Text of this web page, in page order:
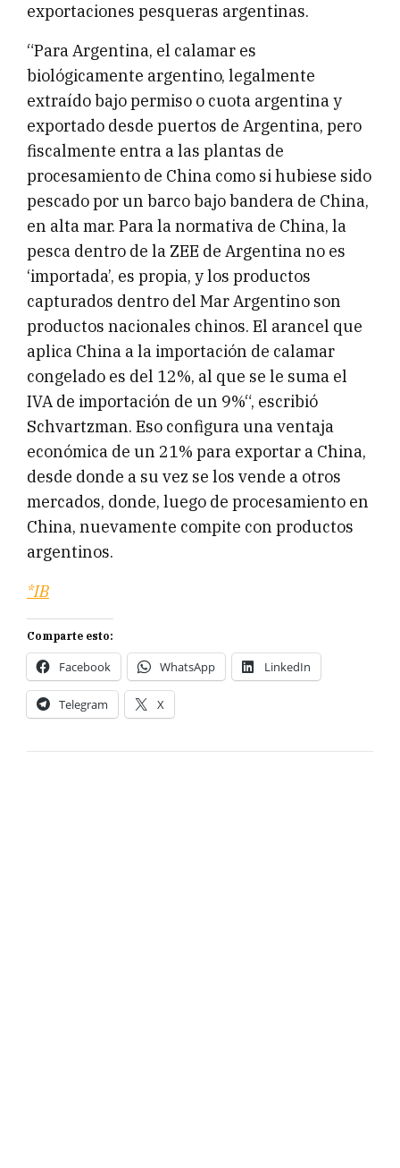
exportaciones pesqueras argentinas.
“Para Argentina, el calamar es
biológicamente argentino, legalmente
extraído bajo permiso o cuota argentina y
exportado desde puertos de Argentina, pero
fiscalmente entra a las plantas de
procesamiento de China como si hubiese sido
pescado por un barco bajo bandera de China,
en alta mar. Para la normativa de China, la
pesca dentro de la ZEE de Argentina no es
‘importada’, es propia, y los productos
capturados dentro del Mar Argentino son
productos nacionales chinos. El arancel que
aplica China a la importación de calamar
congelado es del 12%, al que se le suma el
IVA de importación de un 9%“, escribió
Schvartzman. Eso configura una ventaja
económica de un 21% para exportar a China,
desde donde a su vez se los vende a otros
mercados, donde, luego de procesamiento en
China, nuevamente compite con productos
argentinos.
*IB
Comparte esto:
Facebook WhatsApp LinkedIn
Telegram X